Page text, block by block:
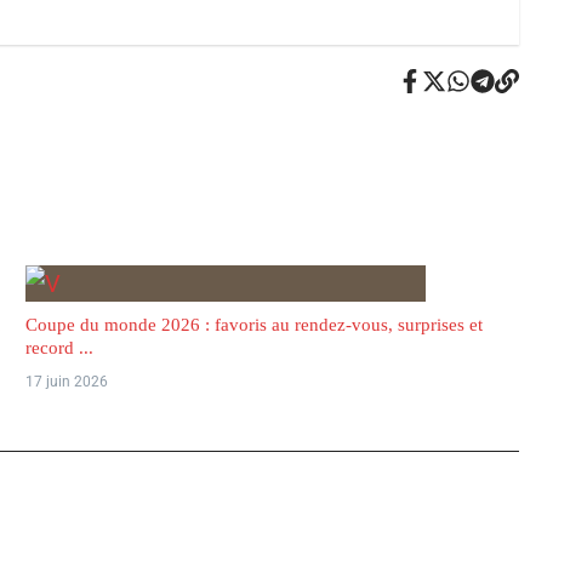
Coupe du monde 2026 : favoris au rendez-vous, surprises et
record ...
17 juin 2026